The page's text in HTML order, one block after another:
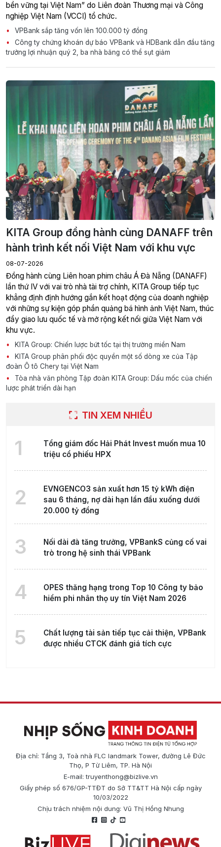
bền vững tại Việt Nam” do Liên đoàn Thương mại và Công
nghiệp Việt Nam (VCCI) tổ chức.
VPBank sắp tăng vốn lên 100.000 tỷ đồng
Công ty chứng khoán dự báo VPBank và HDBank dẫn đầu tăng
trưởng lợi nhuận quý 2, ba nhà băng có thể sụt giảm
KITA Group đồng hành cùng DANAFF trên
hành trình kết nối Việt Nam với khu vực
08-07-2026
Đồng hành cùng Liên hoan phim châu Á Đà Nẵng (DANAFF)
lần thứ IV với vai trò nhà tài trợ chính, KITA Group tiếp tục
khẳng định định hướng gắn kết hoạt động của doanh nghiệp
với những sự kiện góp phần quảng bá hình ảnh Việt Nam, thúc
đẩy giao lưu quốc tế và mở rộng kết nối giữa Việt Nam với
khu vực.
KITA Group: Chiến lược bứt tốc tại thị trường miền Nam
KITA Group phân phối độc quyền một số dòng xe của Tập
đoàn Ô tô Chery tại Việt Nam
Tòa nhà văn phòng Tập đoàn KITA Group: Dấu mốc của chiến
lược phát triển dài hạn
TIN XEM NHIỀU
1
Tổng giám đốc Hải Phát Invest muốn mua 10
triệu cổ phiếu HPX
2
EVNGENCO3 sản xuất hơn 15 tỷ kWh điện
sau 6 tháng, nợ dài hạn lần đầu xuống dưới
20.000 tỷ đồng
3
Nối dài đà tăng trưởng, VPBankS củng cố vai
trò trong hệ sinh thái VPBank
4
OPES thăng hạng trong Top 10 Công ty bảo
hiểm phi nhân thọ uy tín Việt Nam 2026
5
Chất lượng tài sản tiếp tục cải thiện, VPBank
được nhiều CTCK đánh giá tích cực
Địa chỉ: Tầng 3, Toà nhà FLC landmark Tower, đường Lê Đức
Thọ, P Từ Liêm, TP. Hà Nội
E-mail:truyenthong@bizlive.vn
Giấy phép số 676/GP-TTĐT do Sở TT&TT Hà Nội cấp ngày
10/03/2022
Chịu trách nhiệm nội dung: Vũ Thị Hồng Nhung